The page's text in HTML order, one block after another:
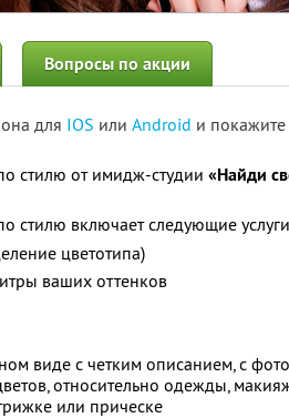
Вопросы по акции
для IOS или Android и
стилю от имидж-студии «Найди
стилю включает следующие
цветотипа)
ваших оттенков
виде с четким описанием, с
относительно одежды,
или прическе